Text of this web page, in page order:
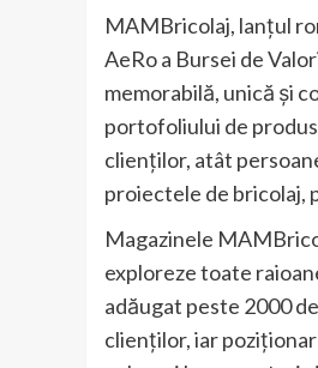
MAMBricolaj, lanțul
AeRo a Bursei de
memorabilă, unică și
portofoliului de
clienților, atât
proiectele de bricolaj,
Magazinele
exploreze toate
adăugat peste 2000
clienților, iar